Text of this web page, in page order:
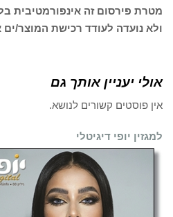
מטרת פירסום זה אינפורמטיבית
ולא נועדה לעודד רכישת המוצר/ים
אולי יעניין אותך גם
אין פוסטים קשורים לנושא.
למגזין יופי דיגיטלי